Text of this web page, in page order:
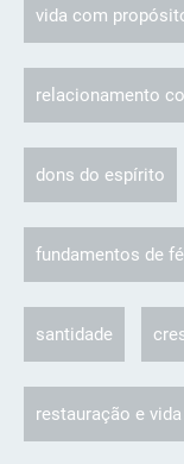
vida com
relacionamento
dons do espírito
fundamentos de fé
santidade
restauração e vida